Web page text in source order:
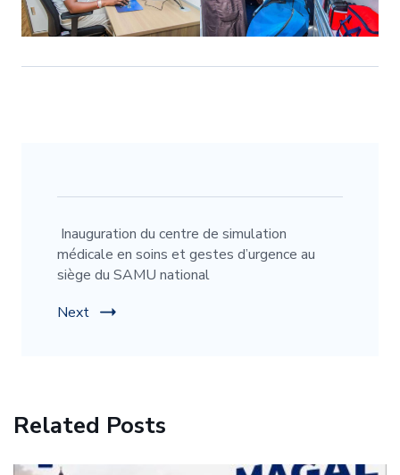
Navigation
Inauguration du centre de simulation
médicale en soins et gestes d’urgence au
siège du SAMU national
Next
Related Posts